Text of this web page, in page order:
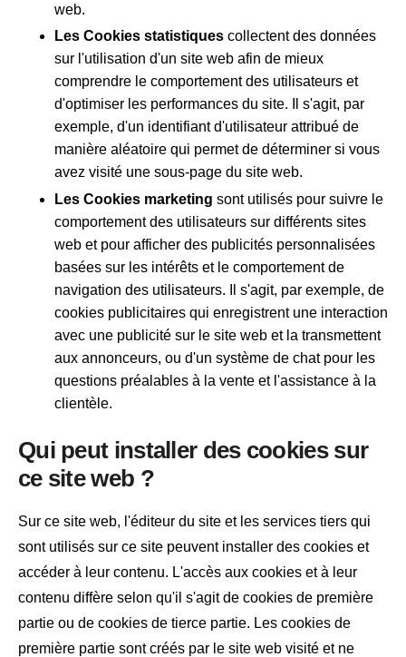
web.
Les Cookies statistiques collectent des données
sur l'utilisation d'un site web afin de mieux
comprendre le comportement des utilisateurs et
d'optimiser les performances du site. Il s'agit, par
exemple, d'un identifiant d'utilisateur attribué de
manière aléatoire qui permet de déterminer si vous
avez visité une sous-page du site web.
Les Cookies marketing sont utilisés pour suivre le
comportement des utilisateurs sur différents sites
web et pour afficher des publicités personnalisées
basées sur les intérêts et le comportement de
navigation des utilisateurs. Il s'agit, par exemple, de
cookies publicitaires qui enregistrent une interaction
avec une publicité sur le site web et la transmettent
aux annonceurs, ou d'un système de chat pour les
questions préalables à la vente et l'assistance à la
clientèle.
Qui peut installer des cookies sur
ce site web ?
Sur ce site web, l'éditeur du site et les services tiers qui
sont utilisés sur ce site peuvent installer des cookies et
accéder à leur contenu. L'accès aux cookies et à leur
contenu diffère selon qu'il s'agit de cookies de première
partie ou de cookies de tierce partie. Les cookies de
première partie sont créés par le site web visité et ne